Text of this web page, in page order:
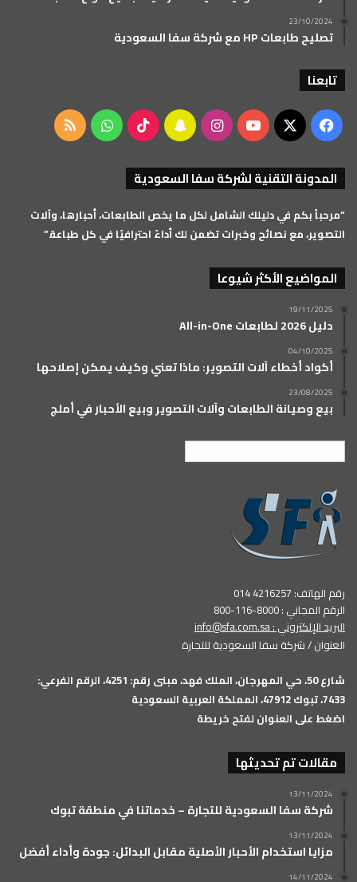
23/10/2024
تصليح طابعات HP مع شركة سفا السعودية
تابعنا
فيسبوك
‫X
‫YouTubeانستقرامسناب ‫TikTok واتساب ملخص
المدونة التقنية لشركة سفا السعودية
“مرحباً بكم في دليلك الشامل لكل ما يخص الطابعات، أحبارها، وآلات
التصوير، مع نصائح وخبرات تضمن لك أداءً احترافيًا في كل طباعة.”
المواضيع الأكثر شيوعا
19/11/2025
دليل 2026 لطابعات All-in-One
04/10/2025
أكواد أخطاء آلات التصوير: ماذا تعني وكيف يمكن إصلاحها
23/08/2025
بيع وصيانة الطابعات وآلات التصوير وبيع الأحبار في أملج
رقم الهاتف: 4216257 014
الرقم المجاني : 8000-116-800
البريد الإلكتروني :info@sfa.com.sa
العنوان / شركة سفا السعودية للتجارة
شارع 50، حي المهرجان، الملك فهد، مبنى رقم: 4251، الرقم الفرعي:
7433، تبوك 47912، المملكة العربية السعودية
اضغط على العنوان لفتح خريطة
مقالات تم تحديثها
13/11/2024
شركة سفا السعودية للتجارة – خدماتنا في منطقة تبوك
13/11/2024
مزايا استخدام الأحبار الأصلية مقابل البدائل: جودة وأداء أفضل
14/11/2024